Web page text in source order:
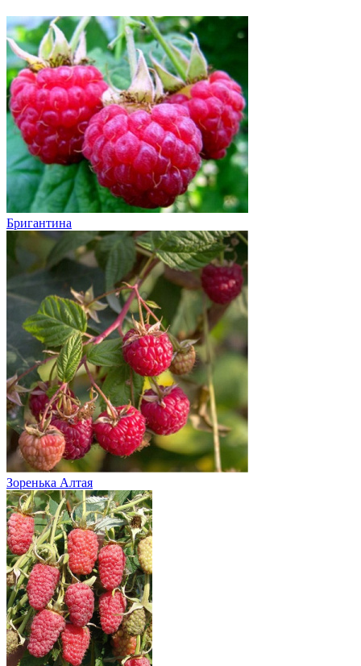
Бригантина
Зоренька Алтая